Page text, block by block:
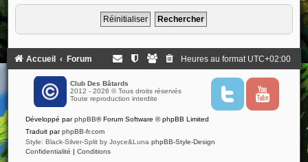
Accueil Forum Heures au format UTC+02:00
Club Des Bâtards
2012 - 2026 © Tous droits réservés
Toute reproduction interdite
T
i
Y
u
Développé parphpBB® Forum Software © phpBB Limited
Traduit parphpBB-fr.com
Style: Black-Silver-Split by Joyce&Luna phpBB-Style-Design
Confidentialité | Conditions